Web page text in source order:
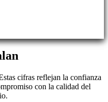
cifras reflejan la confianza
con la calidad del